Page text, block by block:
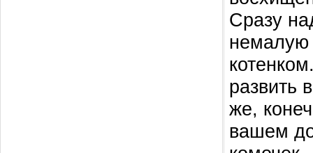
Сразу
немалую
развить
же,
вашем